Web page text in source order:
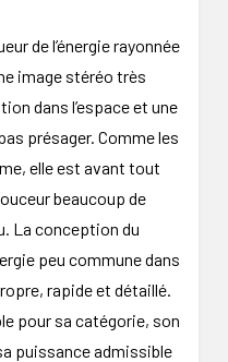
de l’énergie rayonnée
image stéréo très
dans l’espace et une
présager. Comme les
elle est avant tout
beaucoup de
La conception du
peu commune dans
rapide et détaillé.
pour sa catégorie, son
puissance admissible